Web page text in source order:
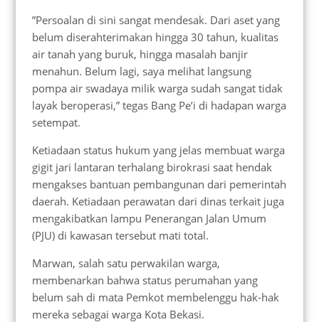
​”Persoalan di sini sangat mendesak. Dari aset yang
belum diserahterimakan hingga 30 tahun, kualitas
air tanah yang buruk, hingga masalah banjir
menahun. Belum lagi, saya melihat langsung
pompa air swadaya milik warga sudah sangat tidak
layak beroperasi,” tegas Bang Pe’i di hadapan warga
setempat.
​Ketiadaan status hukum yang jelas membuat warga
gigit jari lantaran terhalang birokrasi saat hendak
mengakses bantuan pembangunan dari pemerintah
daerah. Ketiadaan perawatan dari dinas terkait juga
mengakibatkan lampu Penerangan Jalan Umum
(PJU) di kawasan tersebut mati total.
​Marwan, salah satu perwakilan warga,
membenarkan bahwa status perumahan yang
belum sah di mata Pemkot membelenggu hak-hak
mereka sebagai warga Kota Bekasi.